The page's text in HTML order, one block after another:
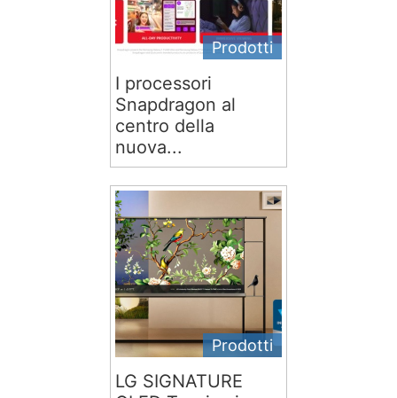
Prodotti
I processori
Snapdragon al
centro della
nuova...
Prodotti
LG SIGNATURE